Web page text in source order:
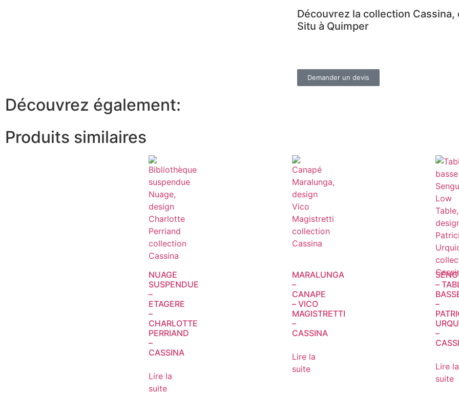
Découvrez la collection
Situ à Quimper
Demander un devis
Découvrez également:
Produits similaires
NUAGE
SUSPENDUE
–
ETAGERE
–
CHARLOTTE
PERRIAND
–
CASSINA
Lire la
suite
MARALUNGA
–
CANAPE
– VICO
MAGISTRETTI
–
CASSINA
Lire la
suite
–
–
–
Lire la
suite